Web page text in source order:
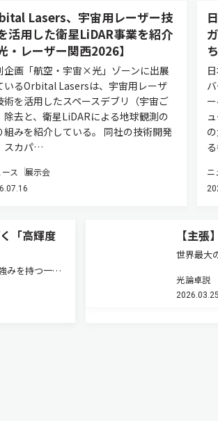
Lasers、宇宙用レーザー技
活用した衛星LiDAR事業を紹介
・レーザー関西2026】
企画「航空・宇宙×光」ゾーンに出展
いるOrbital Lasersは、宇宙用レーザ
術を活用したスペースデブリ（宇宙ご
除去と、衛星LiDARによる地球観測の
組みを紹介している。 同社の技術開発
スカパ…
ス 展示会 ニ
「高輝度
みを持つ一方
ザーはその
者である京
【主
世界最大
and
感を失っ
光論卓説
2026.03.25